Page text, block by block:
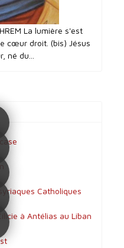
La lumière s'est
cœur droit. (bis) Jésus
né du...
Catholiques
à Antélias au Liban